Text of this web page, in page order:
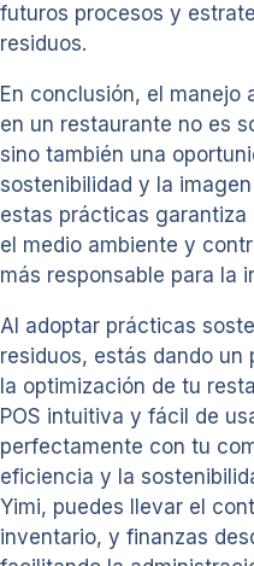
futuros procesos y
residuos.
En conclusión, el manejo
en un restaurante no es
sino también una
sostenibilidad y la
estas prácticas
el medio ambiente y
más responsable para la
Al adoptar prácticas
residuos, estás dando un
la optimización de tu
POS intuitiva y fácil de
perfectamente con tu
eficiencia y la
Yimi, puedes llevar el
inventario, y finanzas